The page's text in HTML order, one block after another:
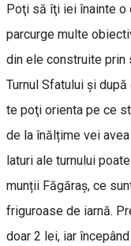
Poţi să îţi iei înainte o
parcurge multe
din ele construite prin
Turnul Sfatului şi
te poţi orienta pe ce
de la înălțime vei
laturi ale turnului
munții Făgăraș, ce
friguroase de iarnă.
doar 2 lei, iar